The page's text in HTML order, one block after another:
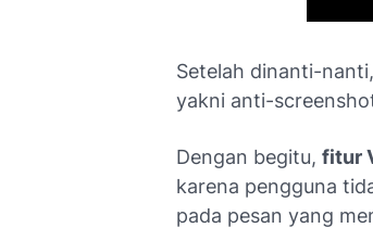
Setelah dinanti-nanti,
yakni anti-
Dengan begitu, fitur
karena pengguna
pada pesan yang